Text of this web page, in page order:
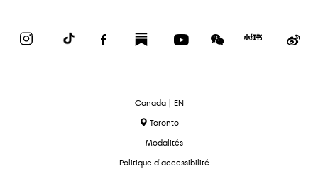
InstagramTikTok FacebookSubstack YouTubeWeChat
Red
text.language
Canada | EN
Toronto
Modalités
Politique d’accessibilité